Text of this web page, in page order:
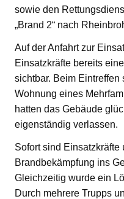
sowie den
„Brand 2“ nach
Auf der Anfahrt zur
Einsatzkräfte bereits
sichtbar. Beim
Wohnung eines
hatten das Gebäude
eigenständig verlassen.
Sofort sind Einsatzkräfte
Brandbekämpfung ins
Gleichzeitig wurde ein
Durch mehrere Trupps